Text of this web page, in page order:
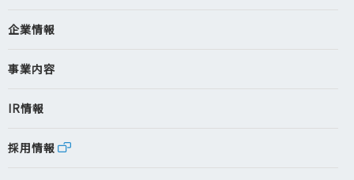
企業情報
事業内容
IR情報
採用情報